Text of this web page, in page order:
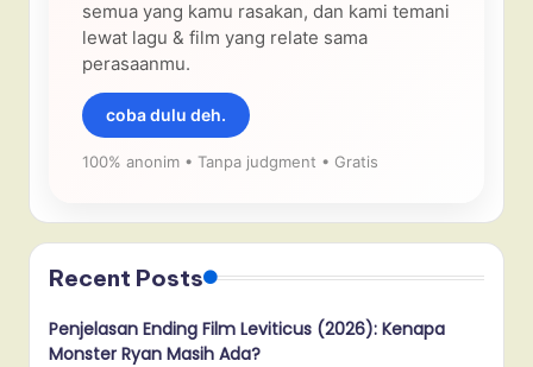
semua yang kamu rasakan, dan kami temani
lewat lagu & film yang relate sama
perasaanmu.
coba dulu deh.
100% anonim • Tanpa judgment • Gratis
Recent Posts
Penjelasan Ending Film Leviticus (2026): Kenapa
Monster Ryan Masih Ada?